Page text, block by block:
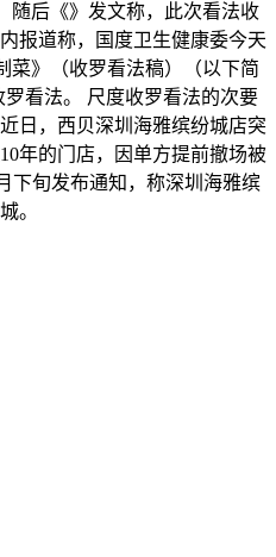
随后《》发文称，此次看法收
报道称，国度卫生健康委今天
菜》（收罗看法稿）（以下简
看法。 尺度收罗看法的次要
日，西贝深圳海雅缤纷城店突
年的门店，因单方提前撤场被
下旬发布通知，称深圳海雅缤
。